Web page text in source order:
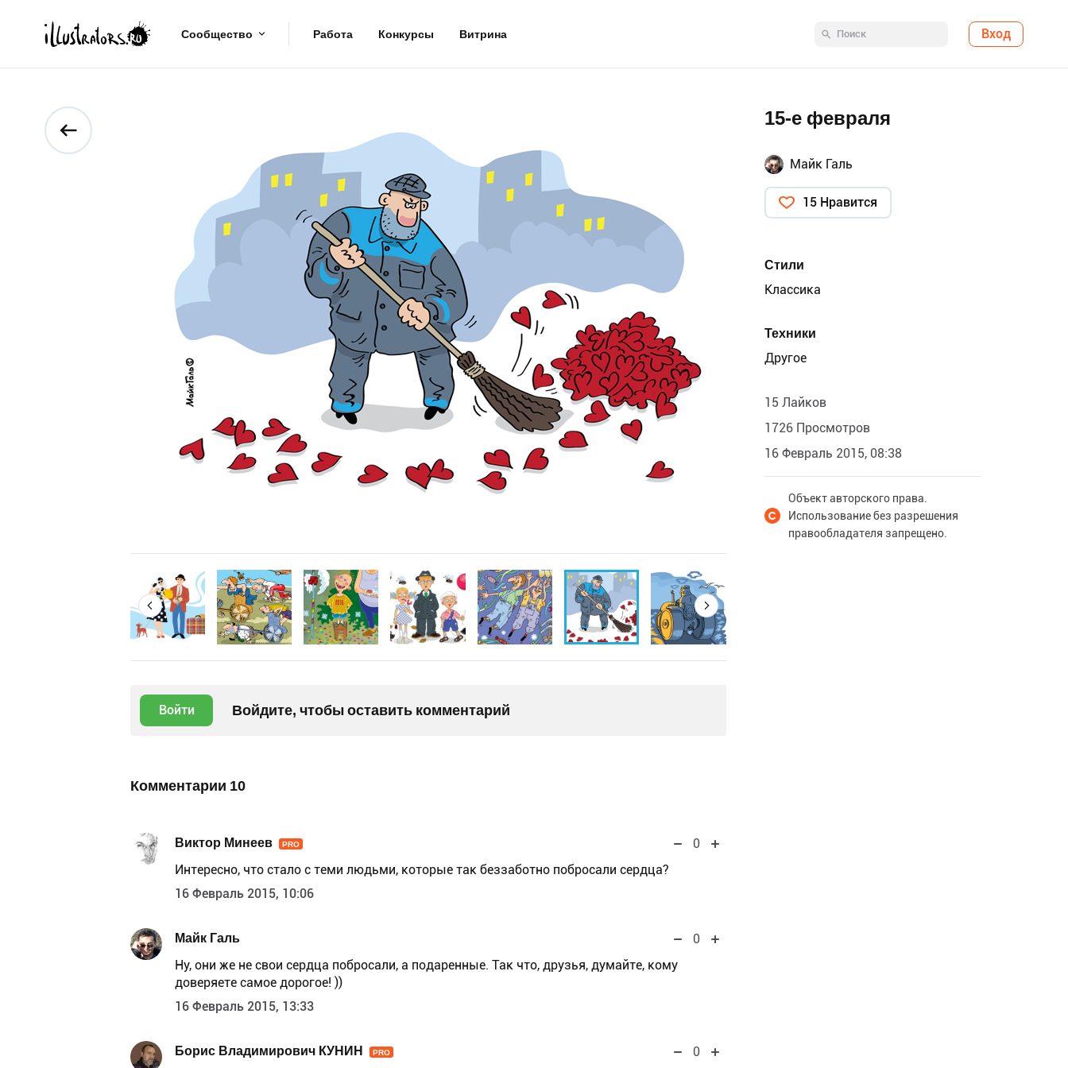
Сообщество Работа Конкурсы Витрина Вход
Войти Войдите, чтобы оставить комментарий
Комментарии 10
Виктор Минеев PRO
0
Интересно, что стало с теми людьми, которые так беззаботно побросали сердца?
16 Февраль 2015, 10:06
Майк Галь
0
Ну, они же не свои сердца побросали, а подаренные. Так что, друзья, думайте, кому
доверяете самое дорогое! ))
16 Февраль 2015, 13:33
Борис Владимирович КУНИН PRO
0
15-е февраля
Майк Галь
15 Нравится
Стили
Классика
Техники
Другое
15 Лайков
1726 Просмотров
16 Февраль 2015, 08:38
Объект авторского права.
Использование без разрешения
правообладателя запрещено.